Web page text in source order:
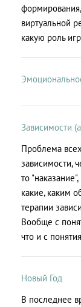
виртуальной
какую роль
Зависимости
Проблема
зависимости,
то
какие, каким
терапии
Вообще с
что и с
Новый Год
В последнее